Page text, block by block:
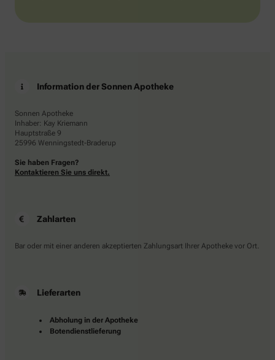
Information der Sonnen Apotheke
Sonnen Apotheke
Inhaber: Kay Kriemann
Hauptstraße 9
25996 Wenningstedt-Braderup
Sie haben Fragen?
Kontaktieren Sie uns direkt.
Zahlarten
Bar oder mit einer anderen akzeptierten Zahlungsart Ihrer Apotheke vor Ort.
Lieferarten
Abholung in der Apotheke
Botendienstlieferung